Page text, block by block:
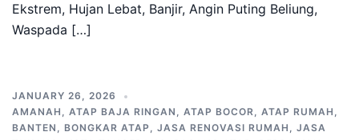
Ekstrem, Hujan Lebat, Banjir, Angin Puting Beliung,
Waspada […]
JANUARY 26, 2026
AMANAH , ATAP BAJA RINGAN , ATAP BOCOR, ATAP RUMAH ,
BANTEN , BONGKAR ATAP , JASA RENOVASI RUMAH , JASA